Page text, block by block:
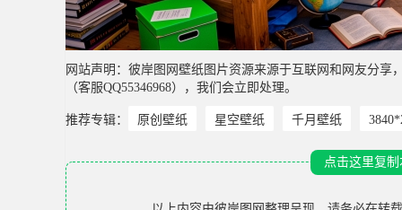
网站声明：彼岸图网壁纸图片资源来源于互联网和网友分
（客服QQ55346968），我们会立即处理。
推荐专辑： 原创壁纸 星空壁纸 千月壁纸
点击这里复